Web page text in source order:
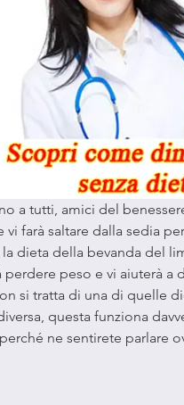
a tutti, amici del
vi farà saltare dalla sedia
dieta della bevanda del
perdere peso e vi aiuterà
si tratta di una di quelle
questa funziona
perché ne sentirete parlare